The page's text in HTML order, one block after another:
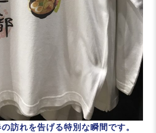
訪れを告げる特別な瞬間です。